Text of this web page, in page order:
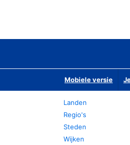
Mobiele versie
Landen
Regio's
Steden
Wijken